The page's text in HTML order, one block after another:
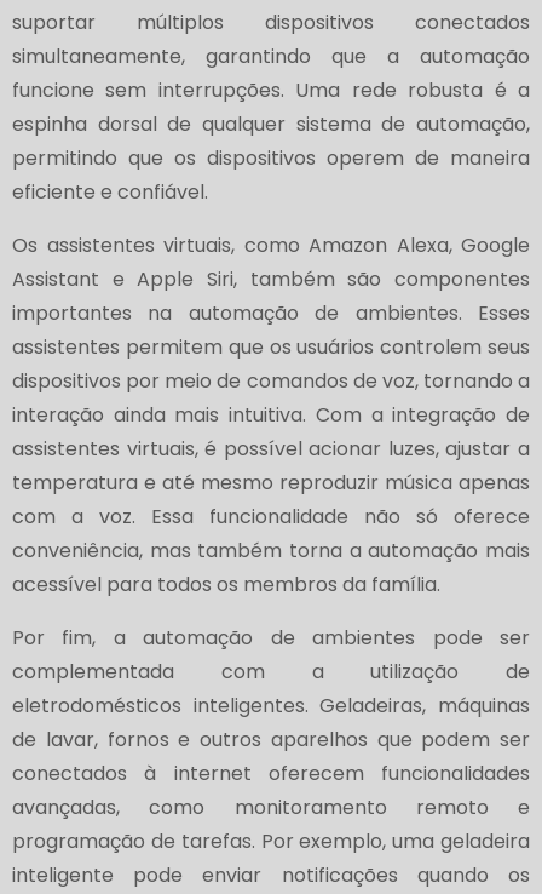
suportar múltiplos dispositivos conectados
simultaneamente, garantindo que a automação
funcione sem interrupções. Uma rede robusta é a
espinha dorsal de qualquer sistema de automação,
permitindo que os dispositivos operem de maneira
eficiente e confiável.
Os assistentes virtuais, como Amazon Alexa, Google
Assistant e Apple Siri, também são componentes
importantes na automação de ambientes. Esses
assistentes permitem que os usuários controlem seus
dispositivos por meio de comandos de voz, tornando a
interação ainda mais intuitiva. Com a integração de
assistentes virtuais, é possível acionar luzes, ajustar a
temperatura e até mesmo reproduzir música apenas
com a voz. Essa funcionalidade não só oferece
conveniência, mas também torna a automação mais
acessível para todos os membros da família.
Por fim, a automação de ambientes pode ser
complementada com a utilização de
eletrodomésticos inteligentes. Geladeiras, máquinas
de lavar, fornos e outros aparelhos que podem ser
conectados à internet oferecem funcionalidades
avançadas, como monitoramento remoto e
programação de tarefas. Por exemplo, uma geladeira
inteligente pode enviar notificações quando os